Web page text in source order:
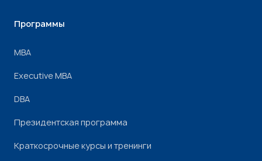
Программы
МВА
Executive MBA
DBA
Президентская программа
Краткосрочные курсы и тренинги